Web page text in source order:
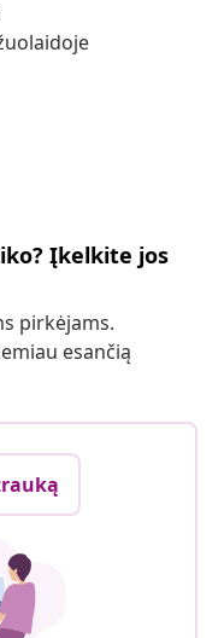
Įkelkite jos
pirkėjams.
esančią